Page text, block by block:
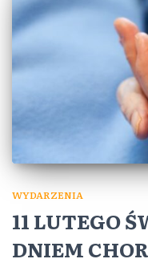
WYDARZENIA
11 LUTEGO
DNIEM